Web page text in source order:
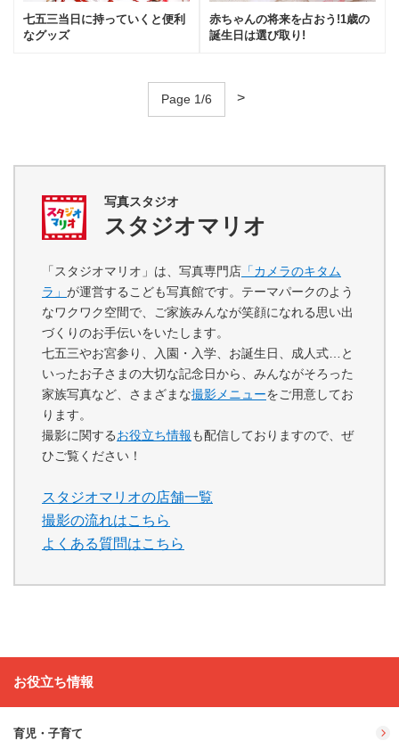
七五三当日に持っていくと便利
なグッズ
赤ちゃんの将来を占おう!1歳の
誕生日は選び取り!
Page 1/6 >
写真スタジオ
スタジオマリオ
「スタジオマリオ」は、写真専門店 「カメラのキタム
ラ」 が運営するこども写真館です。テーマパークのよう
なワクワク空間で、ご家族みんなが笑顔になれる思い出
づくりのお手伝いをいたします。
七五三やお宮参り、入園・入学、お誕生日、成人式…と
いったお子さまの大切な記念日から、みんながそろった
家族写真など、さまざまな撮影メニューをご用意してお
ります。
撮影に関するお役立ち情報も配信しておりますので、ぜ
ひご覧ください！
スタジオマリオの店舗一覧
撮影の流れはこちら
よくある質問はこちら
お役立ち情報
育児・子育て